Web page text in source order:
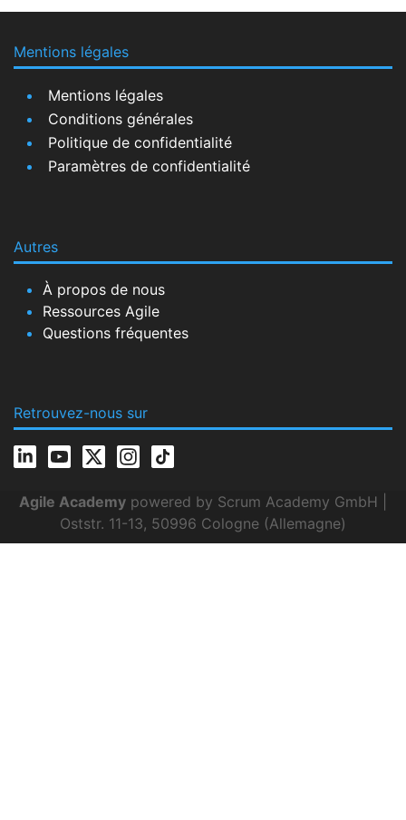
Mentions légales
Mentions légales
Conditions générales
Politique de confidentialité
Paramètres de confidentialité
Autres
À propos de nous
Ressources Agile
Questions fréquentes
Retrouvez-nous sur
Agile Academy powered by Scrum Academy GmbH |
Oststr. 11-13, 50996 Cologne (Allemagne)